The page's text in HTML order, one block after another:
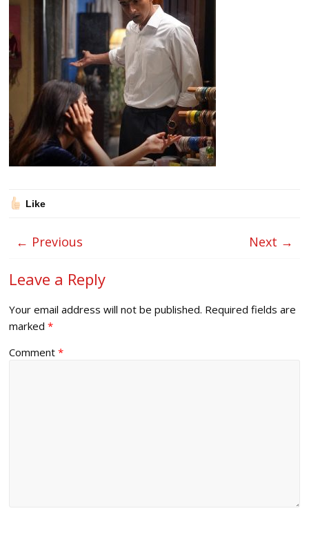
Like
← Previous Next →
Leave a Reply
Your email address will not be published. Required fields are
marked*
Comment*